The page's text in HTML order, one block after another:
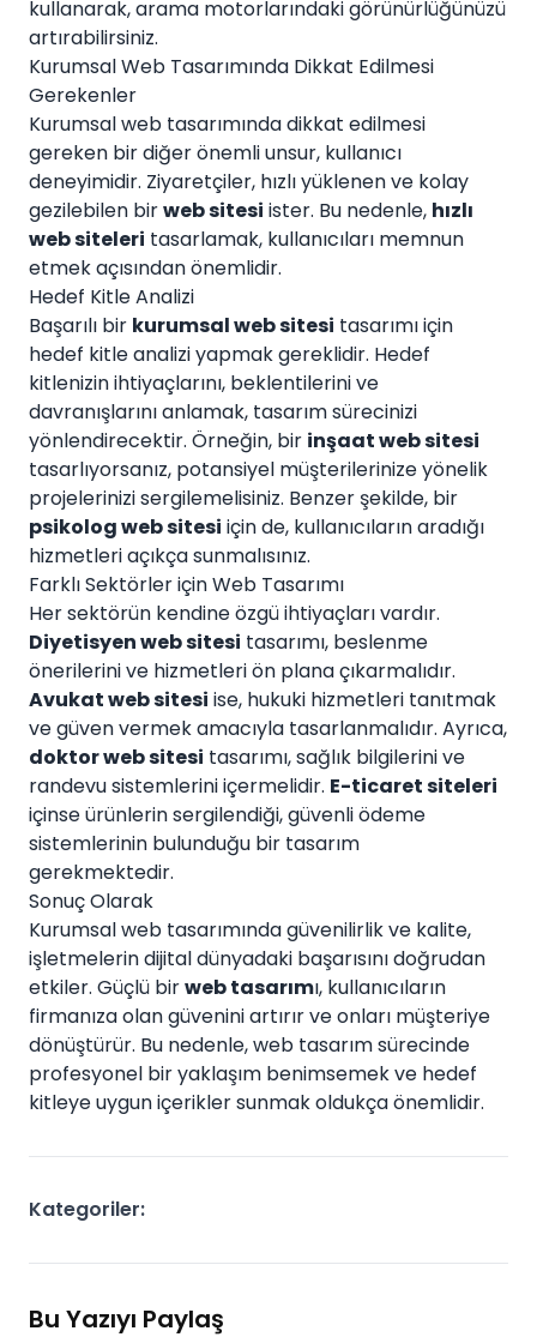
kullanarak, arama motorlarındaki görünürlüğünüzü
artırabilirsiniz.
Kurumsal Web Tasarımında Dikkat Edilmesi
Gerekenler
Kurumsal web tasarımında dikkat edilmesi
gereken bir diğer önemli unsur, kullanıcı
deneyimidir. Ziyaretçiler, hızlı yüklenen ve kolay
gezilebilen birweb sitesi ister. Bu nedenle, hızlı
web siteleri tasarlamak, kullanıcıları memnun
etmek açısından önemlidir.
Hedef Kitle Analizi
Başarılı bir kurumsal web sitesi tasarımı için
hedef kitle analizi yapmak gereklidir. Hedef
kitlenizin ihtiyaçlarını, beklentilerini ve
davranışlarını anlamak, tasarım sürecinizi
yönlendirecektir. Örneğin, bir inşaat web sitesi
tasarlıyorsanız, potansiyel müşterilerinize yönelik
projelerinizi sergilemelisiniz. Benzer şekilde, bir
psikolog web sitesi için de, kullanıcıların aradığı
hizmetleri açıkça sunmalısınız.
Farklı Sektörler için Web Tasarımı
Her sektörün kendine özgü ihtiyaçları vardır.
Diyetisyen web sitesi tasarımı, beslenme
önerilerini ve hizmetleri ön plana çıkarmalıdır.
Avukat web sitesi ise, hukuki hizmetleri tanıtmak
ve güven vermek amacıyla tasarlanmalıdır. Ayrıca,
doktor web sitesi tasarımı, sağlık bilgilerini ve
randevu sistemlerini içermelidir. E-ticaret siteleri
içinse ürünlerin sergilendiği, güvenli ödeme
sistemlerinin bulunduğu bir tasarım
gerekmektedir.
Sonuç Olarak
Kurumsal web tasarımında güvenilirlik ve kalite,
işletmelerin dijital dünyadaki başarısını doğrudan
etkiler. Güçlü birweb tasarımı, kullanıcıların
firmanıza olan güvenini artırır ve onları müşteriye
dönüştürür. Bu nedenle, web tasarım sürecinde
profesyonel bir yaklaşım benimsemek ve hedef
kitleye uygun içerikler sunmak oldukça önemlidir.
Kategoriler:
Bu Yazıyı Paylaş